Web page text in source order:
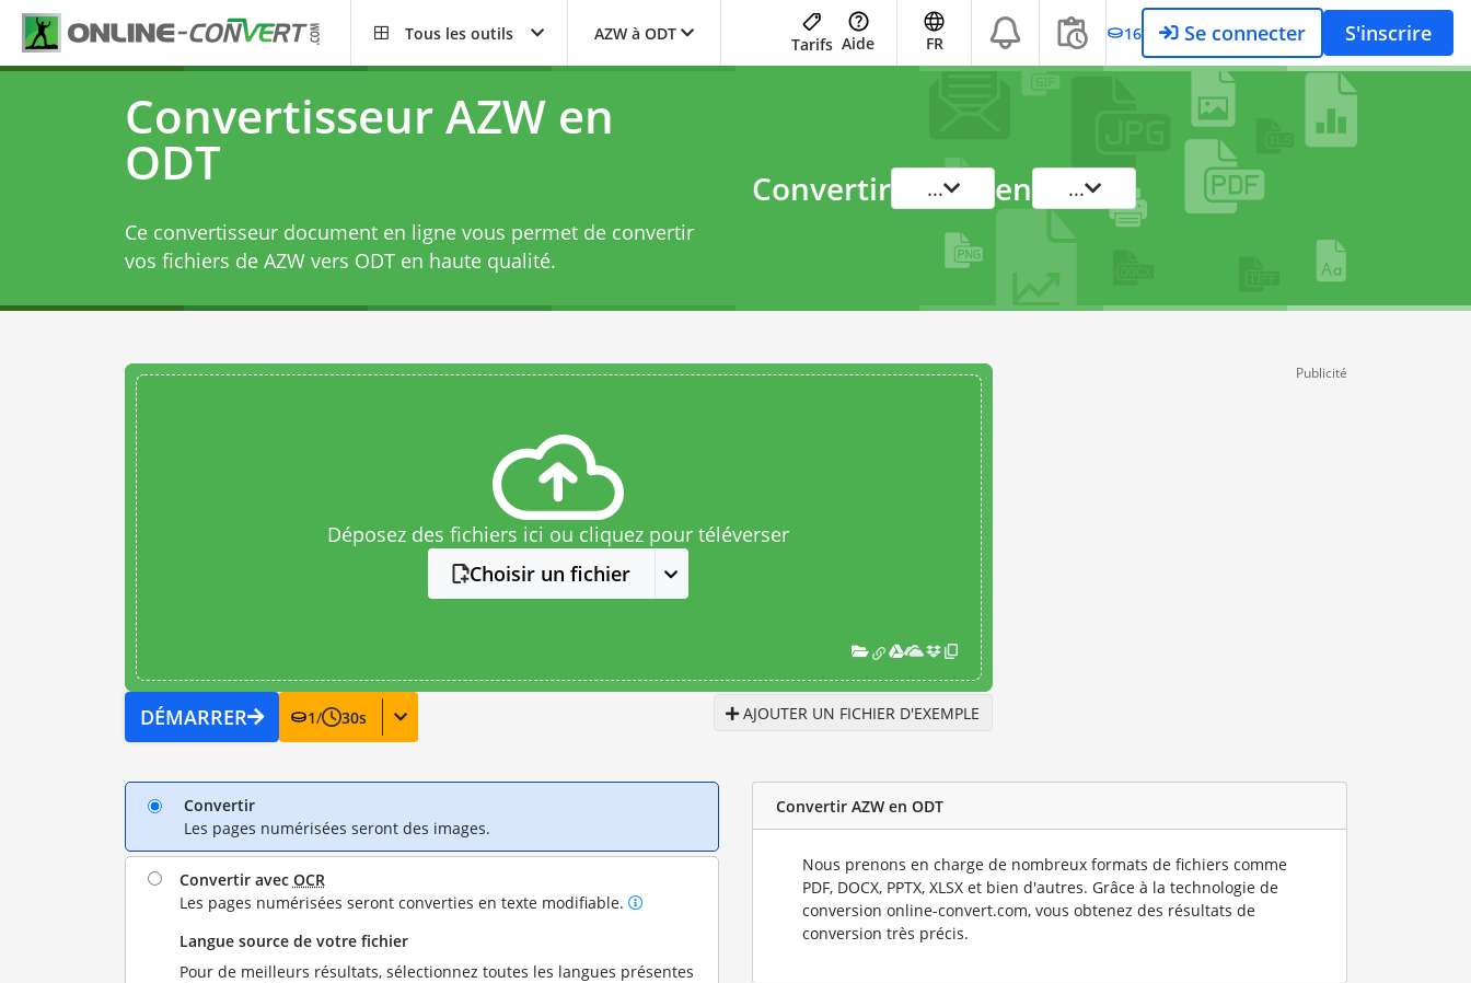
Tous les outils AZW à ODT
Tarifs Aide FR 16 Se connecter S'inscrire
Convertisseur AZW en
ODT
Ce convertisseur document en ligne vous permet de convertir
vos fichiers de AZW vers ODT en haute qualité.
Convertir ... en ...
Déposez des fichiers ici ou cliquez pour téléverser
Choisir un fichier
DÉMARRER 1/ 30s AJOUTER UN FICHIER D'EXEMPLE
Publicité
Convertir
Les pages numérisées seront des images.
Convertir avec OCR
Les pages numérisées seront converties en texte modifiable.
Langue source de votre fichier
Pour de meilleurs résultats, sélectionnez toutes les langues présentes
Convertir AZW en ODT
Nous prenons en charge de nombreux formats de fichiers comme
PDF, DOCX, PPTX, XLSX et bien d'autres. Grâce à la technologie de
conversion online-convert.com, vous obtenez des résultats de
conversion très précis.